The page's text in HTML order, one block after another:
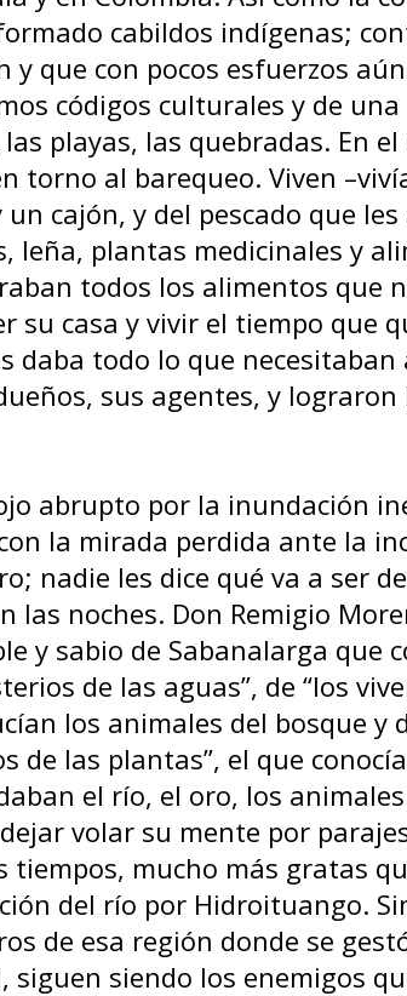
códigos culturales y de una
playas, las quebradas. En el
torno al barequeo. Viven
cajón, y del pescado que
leña, plantas medicinales y
todos los alimentos que
casa y vivir el tiempo que
daba todo lo que necesitaban
sus agentes, y lograron
abrupto por la inundación
la mirada perdida ante la
nadie les dice qué va a ser de
las noches. Don Remigio
y sabio de Sabanalarga que
de las aguas”, de “los
los animales del bosque y
de las plantas”, el que
el río, el oro, los
volar su mente por parajes
tiempos, mucho más gratas
del río por Hidroituango.
de esa región donde se
siguen siendo los enemigos
oportunistas pescando en